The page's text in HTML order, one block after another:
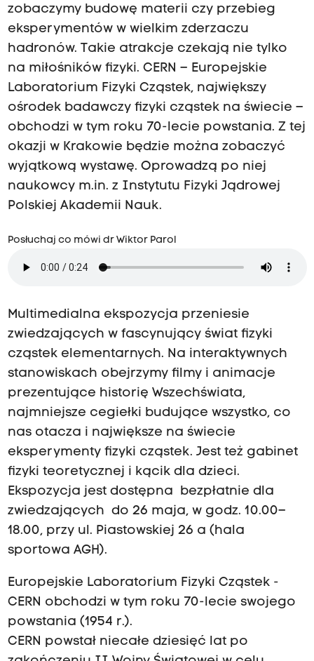
zobaczymy budowę materii czy przebieg
eksperymentów w wielkim zderzaczu
hadronów. Takie atrakcje czekają nie tylko
na miłośników fizyki. CERN – Europejskie
Laboratorium Fizyki Cząstek, największy
ośrodek badawczy fizyki cząstek na świecie –
obchodzi w tym roku 70-lecie powstania. Z tej
okazji w Krakowie będzie można zobaczyć
wyjątkową wystawę. Oprowadzą po niej
naukowcy m.in. z Instytutu Fizyki Jądrowej
Polskiej Akademii Nauk.
Posłuchaj co mówi dr Wiktor Parol
Multimedialna ekspozycja przeniesie
zwiedzających w fascynujący świat fizyki
cząstek elementarnych. Na interaktywnych
stanowiskach obejrzymy filmy i animacje
prezentujące historię Wszechświata,
najmniejsze cegiełki budujące wszystko, co
nas otacza i największe na świecie
eksperymenty fizyki cząstek. Jest też gabinet
fizyki teoretycznej i kącik dla dzieci.
Ekspozycja jest dostępna bezpłatnie dla
zwiedzających do 26 maja, w godz. 10.00–
18.00, przy ul. Piastowskiej 26 a (hala
sportowa AGH).
Europejskie Laboratorium Fizyki Cząstek -
CERN obchodzi w tym roku 70-lecie swojego
powstania (1954 r.).
CERN powstał niecałe dziesięć lat po